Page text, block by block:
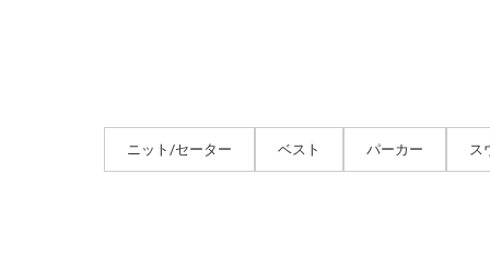
ニット/セーター ベスト パーカー ス